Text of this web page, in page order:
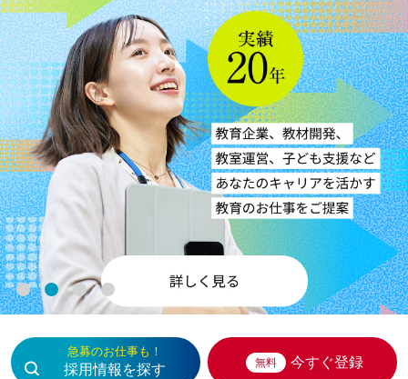
1 2 3
急募のお仕事も！
採用情報を探す 無料 今すぐ登録